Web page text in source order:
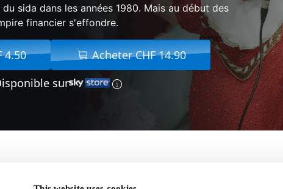
sida dans les années 1980. Mais au début des
financier s'effondre.
4.50
Acheter CHF 14.90
sur